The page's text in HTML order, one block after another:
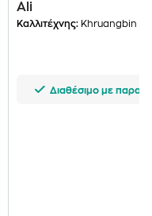
Ali
Καλλιτέχνης: Khruangbin
Διαθέσιμο με